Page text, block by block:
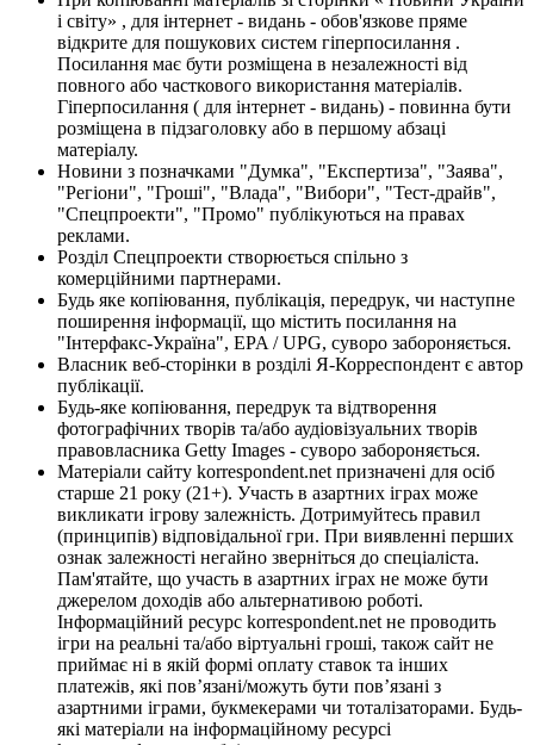
і світу» , для інтернет - видань - обов'язкове пряме
відкрите для пошукових систем гіперпосилання .
Посилання має бути розміщена в незалежності від
повного або часткового використання матеріалів.
Гіперпосилання ( для інтернет - видань) - повинна бути
розміщена в підзаголовку або в першому абзаці
матеріалу.
Новини з позначками "Думка", "Експертиза", "Заява",
"Регіони", "Гроші", "Влада", "Вибори", "Тест-драйв",
"Спецпроекти", "Промо" публікуються на правах
реклами.
Розділ Спецпроекти створюється спільно з
комерційними партнерами.
Будь яке копіювання, публікація, передрук, чи наступне
поширення інформації, що містить посилання на
"Інтерфакс-Україна", EPA / UPG, суворо забороняється.
Власник веб-сторінки в розділі Я-Корреспондент є автор
публікації.
Будь-яке копіювання, передрук та відтворення
фотографічних творів та/або аудіовізуальних творів
правовласника Getty Images - суворо забороняється.
Матеріали сайту korrespondent.net призначені для осіб
старше 21 року (21+). Участь в азартних іграх може
викликати ігрову залежність. Дотримуйтесь правил
(принципів) відповідальної гри. При виявленні перших
ознак залежності негайно зверніться до спеціаліста.
Пам'ятайте, що участь в азартних іграх не може бути
джерелом доходів або альтернативою роботі.
Інформаційний ресурс korrespondent.net не проводить
ігри на реальні та/або віртуальні гроші, також сайт не
приймає ні в якій формі оплату ставок та інших
платежів, які пов’язані/можуть бути пов’язані з
азартними іграми, букмекерами чи тоталізаторами. Будь-
які матеріали на інформаційному ресурсі